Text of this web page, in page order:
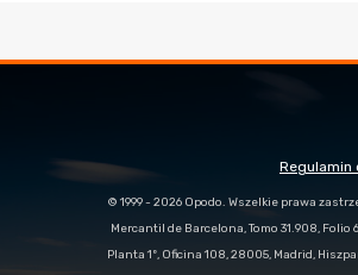
Regulamin
© 1999 - 2026 Opodo. Wszelkie prawa
Mercantil de Barcelona, Tomo 31.908,
Planta 1º, Oficina 108, 28005, Madrid,